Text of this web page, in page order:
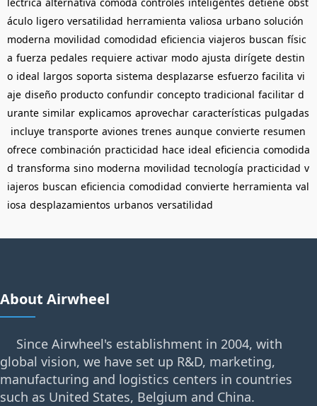
áculo ligero versatilidad herramienta valiosa urbano solución
moderna movilidad comodidad eficiencia viajeros buscan físic
a fuerza pedales requiere activar modo ajusta dirígete destin
o ideal largos soporta sistema desplazarse esfuerzo facilita vi
aje diseño producto confundir concepto tradicional facilitar d
urante similar explicamos aprovechar características pulgadas
incluye transporte aviones trenes aunque convierte resumen
ofrece combinación practicidad hace ideal eficiencia comodida
d transforma sino moderna movilidad tecnología practicidad v
iajeros buscan eficiencia comodidad convierte herramienta val
iosa desplazamientos urbanos versatilidad
About Airwheel
Since Airwheel's establishment in 2004, with
global vision, we have set up R&D, marketing,
manufacturing and logistics centers in countries
such as United States, Belgium and China.